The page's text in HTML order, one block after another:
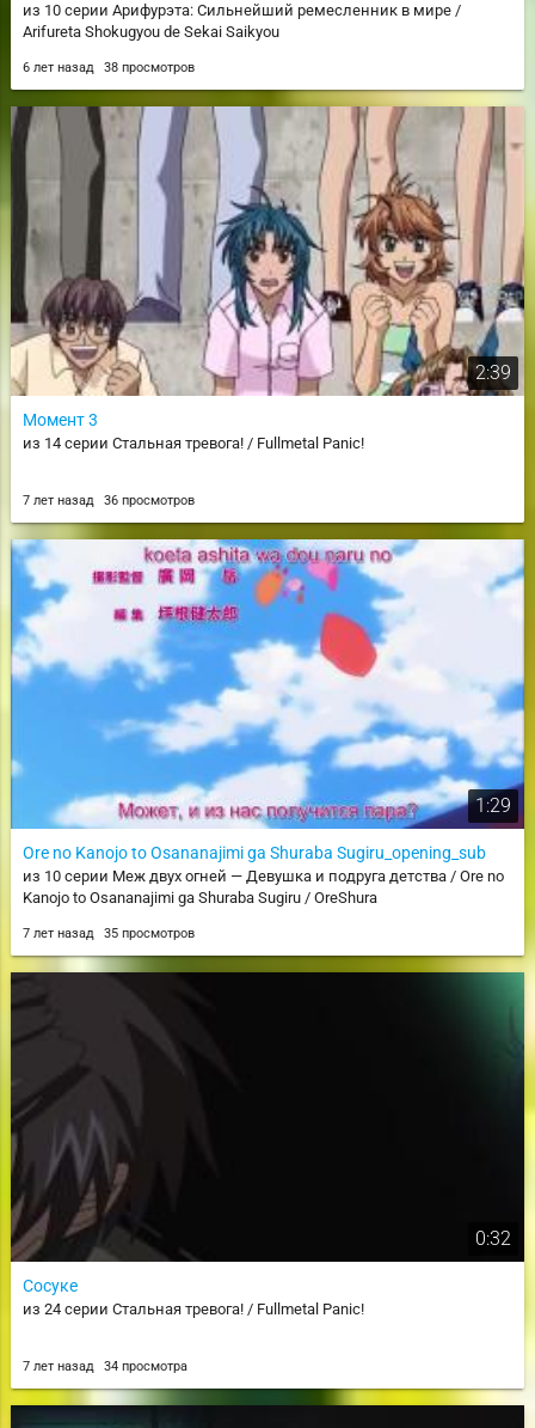
из 10 серии Арифурэта: Сильнейший ремесленник в мире /
Arifureta Shokugyou de Sekai Saikyou
6 лет назад 38 просмотров
2:39
Момент 3
из 14 серии Стальная тревога! / Fullmetal Panic!
7 лет назад 36 просмотров
1:29
Ore no Kanojo to Osananajimi ga Shuraba Sugiru_opening_sub
из 10 серии Меж двух огней — Девушка и подруга детства / Ore no
Kanojo to Osananajimi ga Shuraba Sugiru / OreShura
7 лет назад 35 просмотров
0:32
Сосуке
из 24 серии Стальная тревога! / Fullmetal Panic!
7 лет назад 34 просмотра